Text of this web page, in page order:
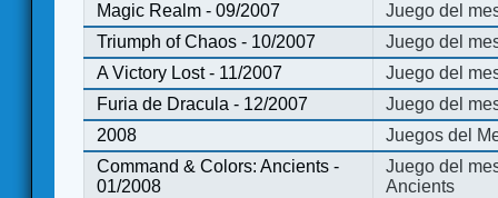
Magic Realm - 09/2007
Juego del
Triumph of Chaos - 10/2007
Juego del
A Victory Lost - 11/2007
Juego del
Furia de Dracula - 12/2007
Juego del
2008
Juegos del
Command & Colors: Ancients -
01/2008
Juego del
Ancients